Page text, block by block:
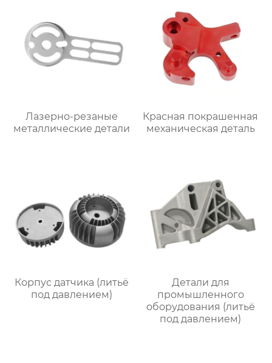
Лазерно-резаные
металлические детали
Красная покрашенная
механическая деталь
Корпус датчика (литьё
под давлением)
Детали для
промышленного
оборудования (литьё
под давлением)